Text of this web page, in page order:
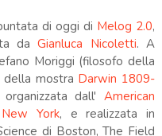
di oggi di Melog 2.0,
daGianluca Nicoletti. A
Moriggi (filosofo della
della mostra Darwin 1809-
dall'American
York, e realizzata in
di Boston, The Field